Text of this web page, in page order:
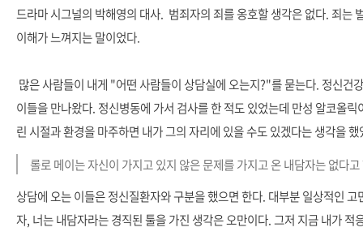
드라마 시그널의 박해영의 대사. 범죄자의 죄를 옹호할 생각은 없다. 죄는
이해가 느껴지는 말이었다.
많은 사람들이 내게 "어떤 사람들이 상담실에 오는지?"를 묻는다. 정신건
이들을 만나왔다. 정신병동에 가서 검사를 한 적도 있었는데 만성 알코올
린 시절과 환경을 마주하면 내가 그의 자리에 있을 수도 있겠다는 생각을
롤로 메이는 자신이 가지고 있지 않은 문제를 가지고 온 내담자는 없다
상담에 오는 이들은 정신질환자와 구분을 했으면 한다. 대부분 일상적인
자, 너는 내담자라는 경직된 툴을 가진 생각은 오만이다. 그저 지금 내가 적